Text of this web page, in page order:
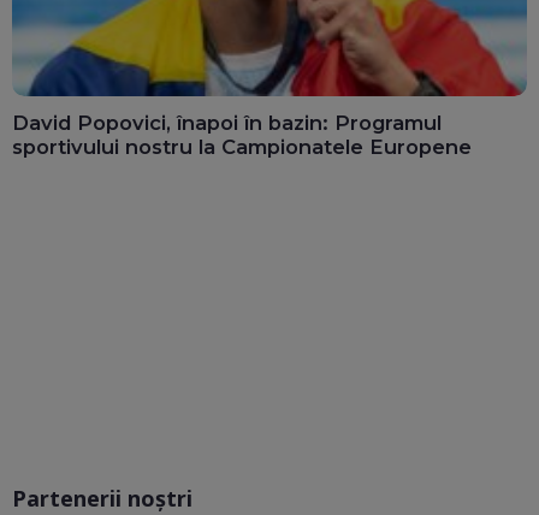
David Popovici, înapoi în bazin: Programul
sportivului nostru la Campionatele Europene
Partenerii noștri